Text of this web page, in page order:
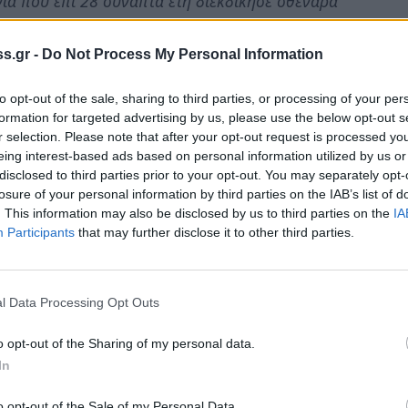
- Do Not Process My Personal Information
opt-out of the sale, sharing to third parties, or processing of your
for targeted advertising by us, please use the below opt-out
selection. Please note that after your opt-out request is processed
interest-based ads based on personal information utilized by us
to third parties prior to your opt-out. You may separately
of your personal information by third parties on the IAB’s list of
This information may also be disclosed by us to third parties on the
Participants that may further disclose it to other third parties.
Data Processing Opt Outs
opt-out of the Sharing of my personal data.
αυτό που ονομάζεται Κράτος από την κορυφή
σε 28 ολόκληρα χρόνια να υλοποιήσει ένα
για τα παιδιά της .
το ιδρυμένο σχολείο , αν και είχαν
, και να «τιμωρήσει» την κοινωνία που
.
Σχολείου Σπάρτης όχι μόνο δεν έχουν
και στο σημερινό πλαίσιο των αναγκών
του 1986 αλλά και τις 301 υπογραφές
αφού το αίτημα είναι καθολικό ),